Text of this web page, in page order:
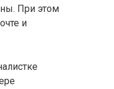
При этом
и